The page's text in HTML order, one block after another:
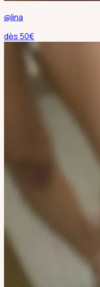
@lina
dès 50€